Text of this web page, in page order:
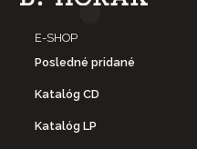
E-SHOP
Posledné pridané
Katalóg CD
Katalóg LP